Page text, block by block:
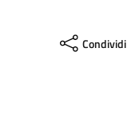
Condividi